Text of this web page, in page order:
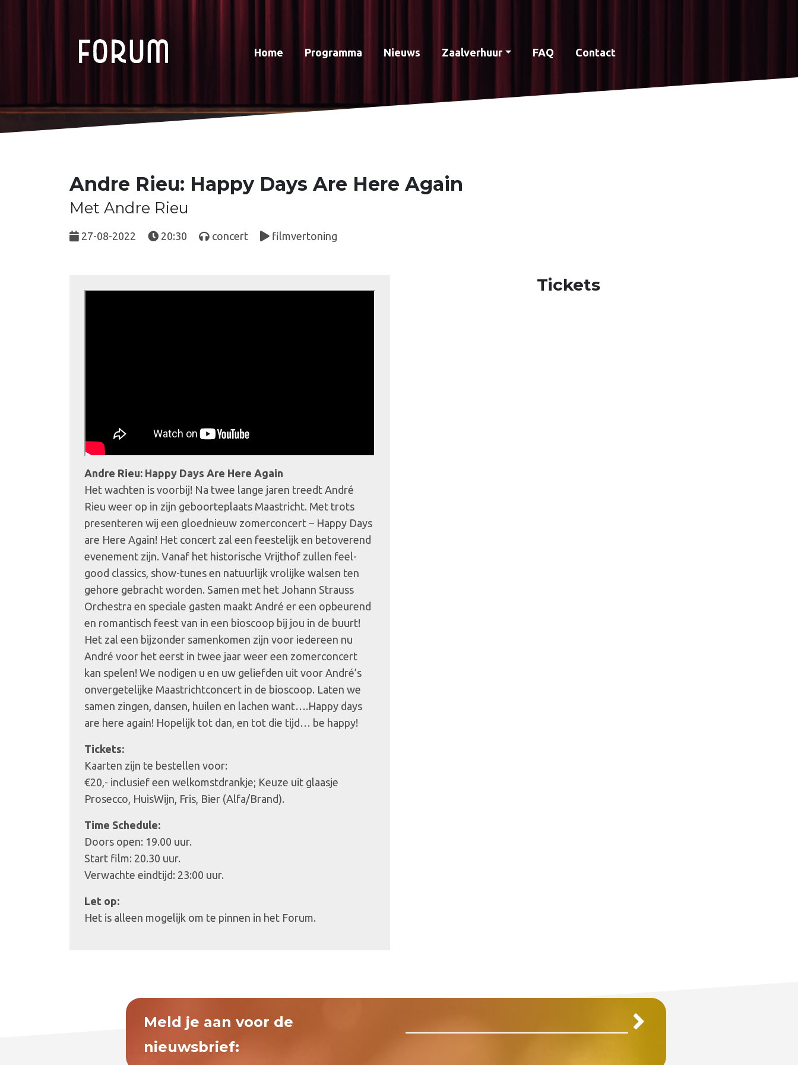
Home Programma Nieuws Zaalverhuur FAQ Contact
Andre Rieu: Happy Days Are Here Again
Met Andre Rieu
27-08-2022 20:30 concert filmvertoning
Andre Rieu: Happy Days Are Here Again
Het wachten is voorbij! Na twee lange jaren treedt André
Rieu weer op in zijn geboorteplaats Maastricht. Met trots
presenteren wij een gloednieuw zomerconcert – Happy Days
are Here Again! Het concert zal een feestelijk en betoverend
evenement zijn. Vanaf het historische Vrijthof zullen feel-
good classics, show-tunes en natuurlijk vrolijke walsen ten
gehore gebracht worden. Samen met het Johann Strauss
Orchestra en speciale gasten maakt André er een opbeurend
en romantisch feest van in een bioscoop bij jou in de buurt!
Het zal een bijzonder samenkomen zijn voor iedereen nu
André voor het eerst in twee jaar weer een zomerconcert
kan spelen! We nodigen u en uw geliefden uit voor André’s
onvergetelijke Maastrichtconcert in de bioscoop. Laten we
samen zingen, dansen, huilen en lachen want….Happy days
are here again! Hopelijk tot dan, en tot die tijd… be happy!
Tickets:
Kaarten zijn te bestellen voor:
€20,- inclusief een welkomstdrankje; Keuze uit glaasje
Prosecco, HuisWijn, Fris, Bier (Alfa/Brand).
Time Schedule:
Doors open: 19.00 uur.
Start film: 20.30 uur.
Verwachte eindtijd: 23:00 uur.
Let op:
Het is alleen mogelijk om te pinnen in het Forum.
Tickets
Meld je aan voor de
nieuwsbrief: